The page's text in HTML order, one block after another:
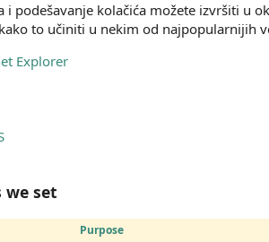
i podešavanje kolačića možete izvršiti u
to učiniti u nekim od najpopularnijih
Explorer
we set
Purpose